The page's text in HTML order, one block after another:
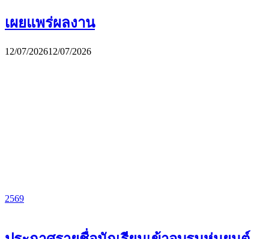
เผยแพร่ผลงาน
12/07/202612/07/2026
2569